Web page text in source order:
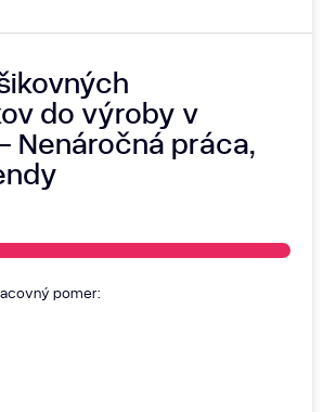
do výroby v
Nenáročná práca,
pomer: